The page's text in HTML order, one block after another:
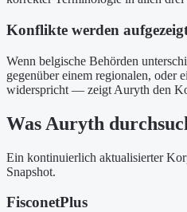
Konflikte werden
Wenn belgische Behörden
gegenüber einem regionalen, oder
widerspricht — zeigt Auryth den
Was Auryth
Ein kontinuierlich aktualisierter
Snapshot.
FisconetPlus